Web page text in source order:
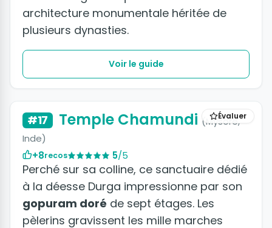
architecture monumentale héritée de
plusieurs dynasties.
Voir le guide
Évaluer
#17 Temple Chamundi (Mysore,
Inde)
+8recos 5/5
Perché sur sa colline, ce sanctuaire dédié
à la déesse Durga impressionne par son
gopuram doré de sept étages. Les
pèlerins gravissent les mille marches